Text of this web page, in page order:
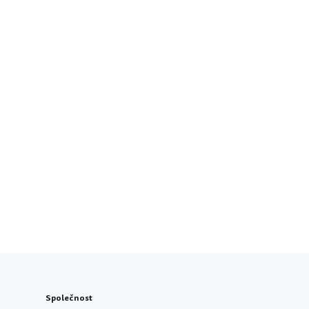
Společnost